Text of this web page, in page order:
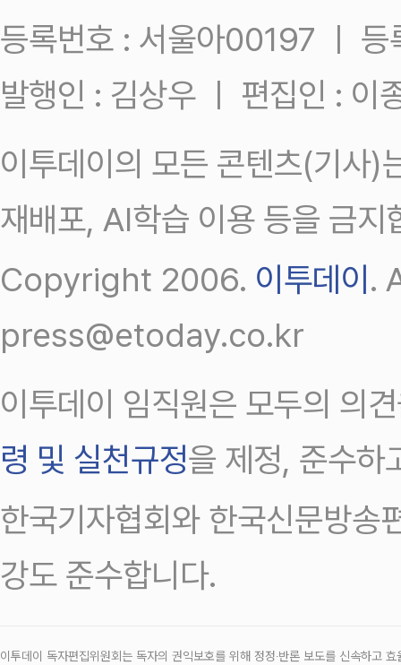
등록번호 : 서울아00197 ㅣ
발행인 : 김상우 ㅣ 편집인 : 이
이투데이의 모든 콘텐츠(기사)
재배포, AI학습 이용 등을 금지
Copyright 2006. 이투데이.
press@etoday.co.kr
이투데이 임직원은 모두의 의
령 및 실천규정을 제정, 준수하
한국기자협회와 한국신문방송
강도 준수합니다.
이투데이 독자편집위원회는 독자의 권익보호를 위해 정정‧반론 보도를 신속하고